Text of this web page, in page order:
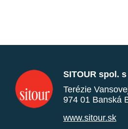
SITOUR spol. s
Terézie
974 01 Banská
www.sitour.sk